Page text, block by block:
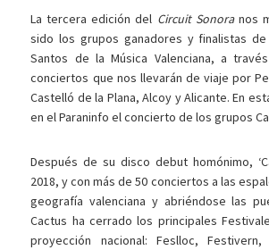
La tercera edición del Circuit Sonora nos
sido los grupos ganadores y finalistas
Santos de la Música Valenciana, a
conciertos que nos llevarán de viaje por
Castelló de la Plana, Alcoy y Alicante. En
en el Paraninfo el concierto de los grupos
Después de su disco debut homónimo,
2018, y con más de 50 conciertos a las
geografía valenciana y abriéndose las
Cactus ha cerrado los principales
proyección nacional: Feslloc,